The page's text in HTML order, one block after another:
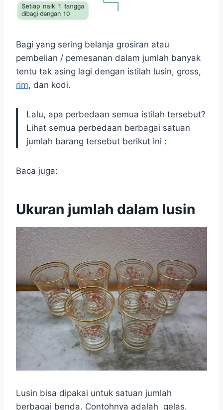
Bagi yang sering belanja grosiran atau
pembelian / pemesanan dalam jumlah banyak
tentu tak asing lagi dengan istilah lusin, gross,
rim, dan kodi.
Lalu, apa perbedaan semua istilah tersebut?
Lihat semua perbedaan berbagai satuan
jumlah barang tersebut berikut ini :
Baca juga:
Ukuran jumlah dalam lusin
Lusin bisa dipakai untuk satuan jumlah
berbagai benda. Contohnya adalah gelas,